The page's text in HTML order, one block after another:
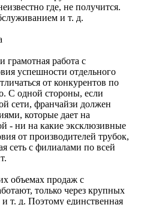
где, не получится.
и т. д.
грамотная работа с
успешности отдельного
от конкурентов по
С одной стороны, если
сети, франчайзи должен
которые дает на
- ни на какие эксклюзивные
от производителей трубок,
сеть с филиалами по всей
объемах продаж с
только через крупных
т. д. Поэтому единственная